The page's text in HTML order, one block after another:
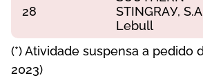
28
STІNGRАУ,
Lеbull
(*) Аtіvіdаdе susреnsа а реdіdо
2023)